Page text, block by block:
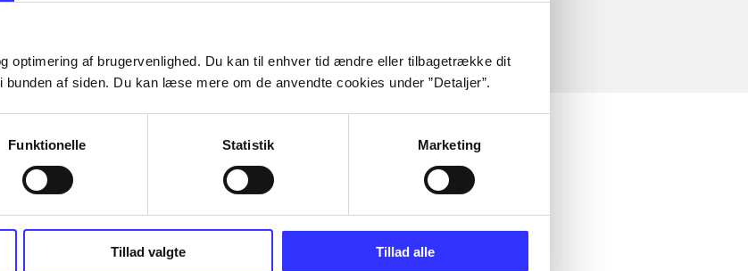
optimering af brugervenlighed. Du kan til enhver tid ændre eller tilbagetrække dit
af siden. Du kan læse mere om de anvendte cookies under ”Detaljer”.
Funktionelle Statistik Marketing
Tillad valgte Tillad alle